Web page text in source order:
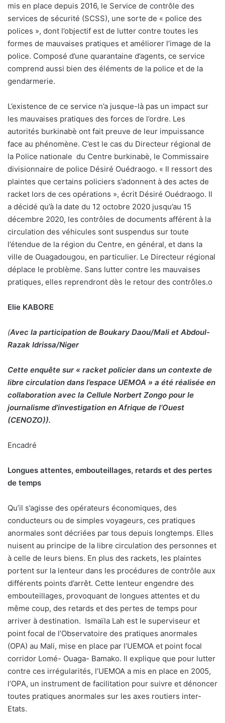
mis en place depuis 2016, le Service de contrôle des
services de sécurité (SCSS), une sorte de « police des
polices », dont l’objectif est de lutter contre toutes les
formes de mauvaises pratiques et améliorer l’image de la
police. Composé d’une quarantaine d’agents, ce service
comprend aussi bien des éléments de la police et de la
gendarmerie.
L’existence de ce service n’a jusque-là pas un impact sur
les mauvaises pratiques des forces de l’ordre. Les
autorités burkinabè ont fait preuve de leur impuissance
face au phénomène. C’est le cas du Directeur régional de
la Police nationale du Centre burkinabè, le Commissaire
divisionnaire de police Désiré Ouédraogo. « Il ressort des
plaintes que certains policiers s’adonnent à des actes de
racket lors de ces opérations », écrit Désiré Ouédraogo. Il
a décidé qu’à la date du 12 octobre 2020 jusqu’au 15
décembre 2020, les contrôles de documents afférent à la
circulation des véhicules sont suspendus sur toute
l’étendue de la région du Centre, en général, et dans la
ville de Ouagadougou, en particulier. Le Directeur régional
déplace le problème. Sans lutter contre les mauvaises
pratiques, elles reprendront dès le retour des contrôles.o
Elie KABORE
(Avec la participation de Boukary Daou/Mali et Abdoul-
Razak Idrissa/Niger
Cette enquête sur « racket policier dans un contexte de
libre circulation dans l’espace UEMOA » a été réalisée en
collaboration avec la Cellule Norbert Zongo pour le
journalisme d’investigation en Afrique de l’Ouest
(CENOZO)).
Encadré
Longues attentes, embouteillages, retards et des pertes
de temps
Qu’il s’agisse des opérateurs économiques, des
conducteurs ou de simples voyageurs, ces pratiques
anormales sont décriées par tous depuis longtemps. Elles
nuisent au principe de la libre circulation des personnes et
à celle de leurs biens. En plus des rackets, les plaintes
portent sur la lenteur dans les procédures de contrôle aux
différents points d’arrêt. Cette lenteur engendre des
embouteillages, provoquant de longues attentes et du
même coup, des retards et des pertes de temps pour
arriver à destination. Ismaïla Lah est le superviseur et
point focal de l’Observatoire des pratiques anormales
(OPA) au Mali, mise en place par l’UEMOA et point focal
corridor Lomé- Ouaga- Bamako. Il explique que pour lutter
contre ces irrégularités, l’UEMOA a mis en place en 2005,
l’OPA, un instrument de facilitation pour suivre et dénoncer
toutes pratiques anormales sur les axes routiers inter-
Etats.